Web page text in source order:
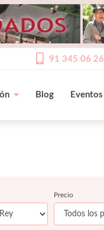
91 345 06 26
Blog Eventos
Precio